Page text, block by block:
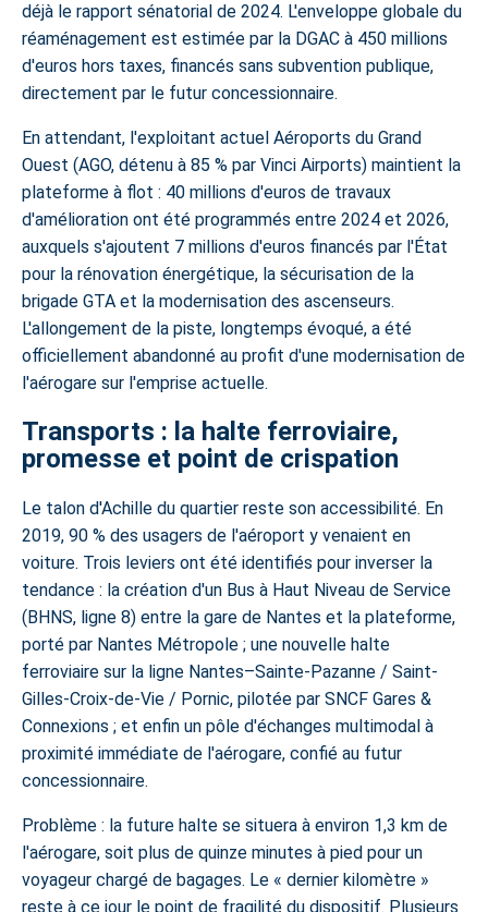
déjà le rapport sénatorial de 2024. L'enveloppe globale du
réaménagement est estimée par la DGAC à 450 millions
d'euros hors taxes, financés sans subvention publique,
directement par le futur concessionnaire.
En attendant, l'exploitant actuel Aéroports du Grand
Ouest (AGO, détenu à 85 % par Vinci Airports) maintient la
plateforme à flot : 40 millions d'euros de travaux
d'amélioration ont été programmés entre 2024 et 2026,
auxquels s'ajoutent 7 millions d'euros financés par l'État
pour la rénovation énergétique, la sécurisation de la
brigade GTA et la modernisation des ascenseurs.
L'allongement de la piste, longtemps évoqué, a été
officiellement abandonné au profit d'une modernisation de
l'aérogare sur l'emprise actuelle.
Transports : la halte ferroviaire,
promesse et point de crispation
Le talon d'Achille du quartier reste son accessibilité. En
2019, 90 % des usagers de l'aéroport y venaient en
voiture. Trois leviers ont été identifiés pour inverser la
tendance : la création d'un Bus à Haut Niveau de Service
(BHNS, ligne 8) entre la gare de Nantes et la plateforme,
porté par Nantes Métropole ; une nouvelle halte
ferroviaire sur la ligne Nantes–Sainte-Pazanne / Saint-
Gilles-Croix-de-Vie / Pornic, pilotée par SNCF Gares &
Connexions ; et enfin un pôle d'échanges multimodal à
proximité immédiate de l'aérogare, confié au futur
concessionnaire.
Problème : la future halte se situera à environ 1,3 km de
l'aérogare, soit plus de quinze minutes à pied pour un
voyageur chargé de bagages. Le « dernier kilomètre »
reste à ce jour le point de fragilité du dispositif. Plusieurs